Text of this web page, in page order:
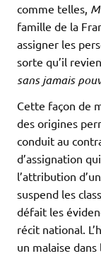
comme telles,
famille de la
assigner les
sorte qu’il
sans jamais
Cette façon de
des origines
conduit au
d’assignation
l’attribution
suspend les
défait les
récit national.
un malaise